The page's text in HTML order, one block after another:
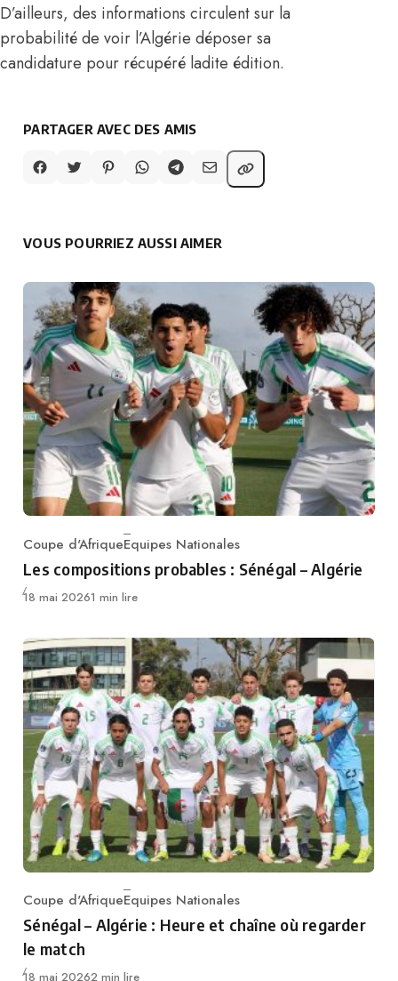
D’ailleurs, des informations circulent sur la
probabilité de voir l’Algérie déposer sa
candidature pour récupéré ladite édition.
PARTAGER AVEC DES AMIS
VOUS POURRIEZ AUSSI AIMER
Category
Coupe d'AfriqueEquipes Nationales
Les compositions probables : Sénégal – Algérie
Publié
18 mai 20261 min lire
Category
Coupe d'AfriqueEquipes Nationales
Sénégal – Algérie : Heure et chaîne où regarder
le match
Publié
18 mai 20262 min lire